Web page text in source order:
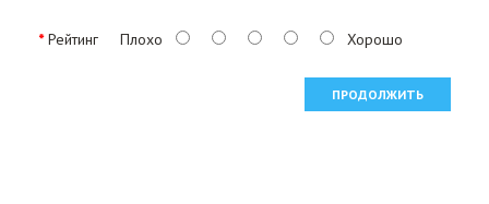
Рейтинг Плохо Хорошо
ПРОДОЛЖИТЬ